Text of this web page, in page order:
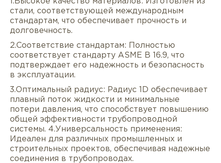
Описание
Услуги Оплата/доставка Отзывы/
стали, соответствующей международным
стандартам, что обеспечивает прочность и
долговечность.
2.Соответствие стандартам: Полностью
соответствует стандарту ASME B 16.9, что
подтверждает его надежность и безопасность
в эксплуатации.
3.Оптимальный радиус: Радиус 1D обеспечивает
плавный поток жидкости и минимальные
потери давления, что способствует повышению
общей эффективности трубопроводной
системы. 4.Универсальность применения:
Идеален для различных промышленных и
строительных проектов, обеспечивая надежные
соединения в трубопроводах.